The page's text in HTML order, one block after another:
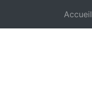
Accueil